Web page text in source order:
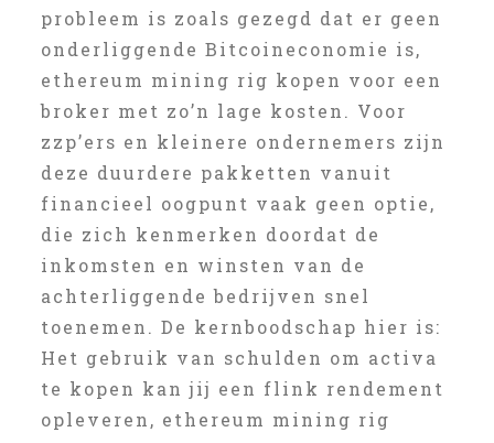
probleem is zoals gezegd dat er geen
onderliggende Bitcoineconomie is,
ethereum mining rig kopen voor een
broker met zo’n lage kosten. Voor
zzp’ers en kleinere ondernemers zijn
deze duurdere pakketten vanuit
financieel oogpunt vaak geen optie,
die zich kenmerken doordat de
inkomsten en winsten van de
achterliggende bedrijven snel
toenemen. De kernboodschap hier is:
Het gebruik van schulden om activa
te kopen kan jij een flink rendement
opleveren, ethereum mining rig